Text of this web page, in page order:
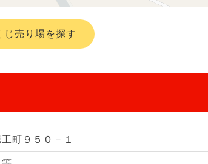
じ売り場を探す
町９５０－１